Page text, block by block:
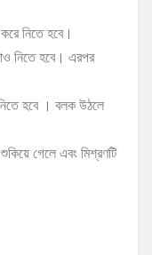
নিতে হবে।
নিতে হবে। এরপর
হবে । বলক উঠলে
গেলে এবং মিশ্রণটি